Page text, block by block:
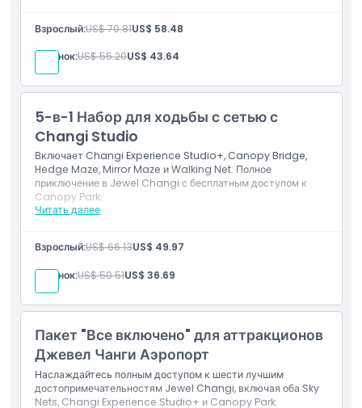
Включено
Доступ к Canopy Bridge, Hedge Maze, Mirror
Взрослый:US$ 70.81US$ 58.48
Ребенок:US$ 55.20US$ 43.64
5-в-1 Набор для ходьбы с сетью с
Changi Studio
Включает Changi Experience Studio+, Canopy Bridge,
Hedge Maze, Mirror Maze и Walking Net. Полное
приключение в Jewel Changi с бесплатным доступом к
Canopy Park.
Читать далее
Посещение Changi Experience Studio+
Maze и Walking Net
Взрослый:US$ 66.13US$ 49.97
Ребенок:US$ 50.51US$ 36.69
Пакет "Все включено" для аттракционов
Джевел Чанги Аэропорт
Наслаждайтесь полным доступом к шести лучшим
достопримечательностям Jewel Changi, включая оба Sky
Nets, Changi Experience Studio+ и Canopy Park.